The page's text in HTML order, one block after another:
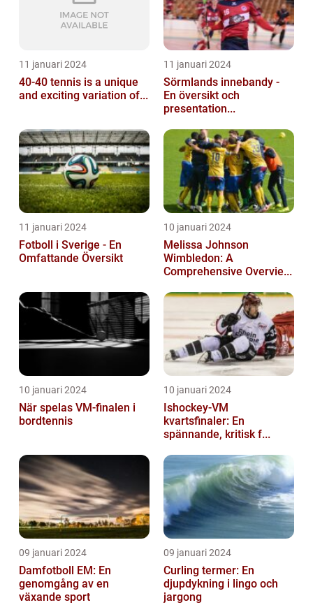
11 januari 2024
40-40 tennis is a unique
and exciting variation of...
11 januari 2024
Sörmlands innebandy -
En översikt och
presentation...
11 januari 2024
Fotboll i Sverige - En
Omfattande Översikt
10 januari 2024
Melissa Johnson
Wimbledon: A
Comprehensive Overvie...
10 januari 2024
När spelas VM-finalen i
bordtennis
10 januari 2024
Ishockey-VM
kvartsfinaler: En
spännande, kritisk f...
09 januari 2024
Damfotboll EM: En
genomgång av en
växande sport
09 januari 2024
Curling termer: En
djupdykning i lingo och
jargong